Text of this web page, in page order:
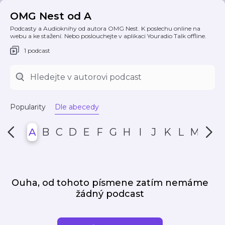
OMG Nest od A
Podcasty a Audioknihy od autora OMG Nest. K poslechu online na
webu a ke stažení. Nebo poslouchejte v aplikaci Youradio Talk offline.
1 podcast
Popularity Dle abecedy
A B C D E F G H I J K L M N
Ouha, od tohoto písmene zatím nemáme
žádný podcast